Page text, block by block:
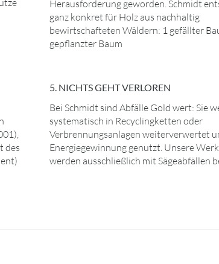
Herausforderung geworden. Schmidt
ganz konkret für Holz aus nachhaltig
bewirtschafteten Wäldern: 1 gefällter
gepflanzter Baum
des
5. NICHTS GEHT VERLOREN
Bei Schmidt sind Abfälle Gold wert: Sie
systematisch in Recyclingketten oder
Verbrennungsanlagen weiterverwertet
Energiegewinnung genutzt. Unsere
werden ausschließlich mit Sägeabfällen